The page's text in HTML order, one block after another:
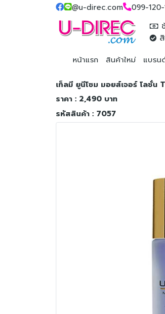
@u-direc.com 099-
หน้าแรก สินค้าใหม่ แบรน
เท็ลมี ยูนีโซม มอยส์เจอร์ โลชั่น
ราคา : 2,490 บาท
รหัสสินค้า : 7057